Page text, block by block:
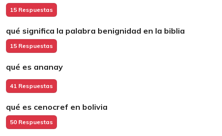
15 Respuestas
qué significa la palabra benignidad en la biblia
15 Respuestas
qué es ananay
41 Respuestas
qué es cenocref en bolivia
50 Respuestas